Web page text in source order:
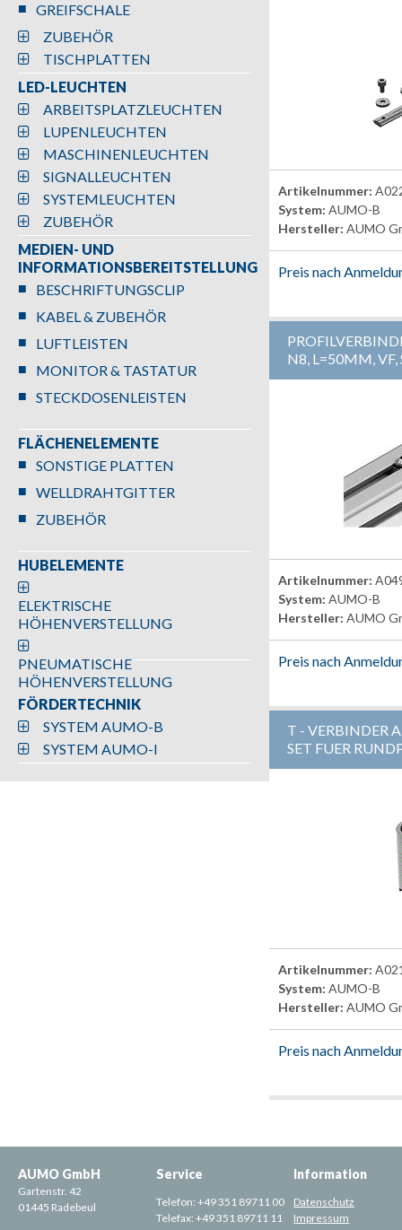
GREIFSCHALE
ZUBEHÖR
TISCHPLATTEN
LED-LEUCHTEN
ARBEITSPLATZLEUCHTEN
LUPENLEUCHTEN
MASCHINENLEUCHTEN
SIGNALLEUCHTEN
SYSTEMLEUCHTEN
ZUBEHÖR
MEDIEN- UND
INFORMATIONSBEREITSTELLUNG
BESCHRIFTUNGSCLIP
KABEL & ZUBEHÖR
LUFTLEISTEN
MONITOR & TASTATUR
STECKDOSENLEISTEN
FLÄCHENELEMENTE
SONSTIGE PLATTEN
WELLDRAHTGITTER
ZUBEHÖR
HUBELEMENTE
ELEKTRISCHE
HÖHENVERSTELLUNG
PNEUMATISCHE
HÖHENVERSTELLUNG
FÖRDERTECHNIK
SYSTEM AUMO-B
SYSTEM AUMO-I
Artikelnummer:
System: AUMO-B
Hersteller: AUMO
Preis nach
N8, L=50MM, VF,
Artikelnummer:
System: AUMO-B
Hersteller: AUMO
Preis nach
T - VERBINDER
SET FUER
Artikelnummer:
System: AUMO-B
Hersteller: AUMO
Preis nach
AUMO GmbH
Gartenstr. 42
01445 Radebeul
Service
Telefon: +49 351 89711 00
Telefax: +49 351 89711 11
Information
Datenschutz
Impressum